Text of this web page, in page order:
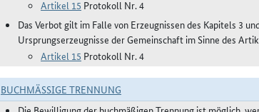
Artikel 15 Protokoll Nr. 4
Das Verbot gilt im Falle von Erzeugnissen des Kapitels 3
Ursprungserzeugnisse der Gemeinschaft im Sinne des
Artikel 15 Protokoll Nr. 4
BUCHMÄSSIGE TRENNUNG